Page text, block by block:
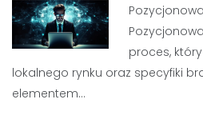
proces,
lokalnego rynku oraz specyfiki
elementem…